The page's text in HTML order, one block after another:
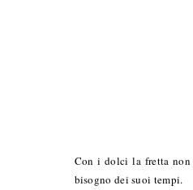
Con i dolci la fretta non
bisogno dei suoi tempi.